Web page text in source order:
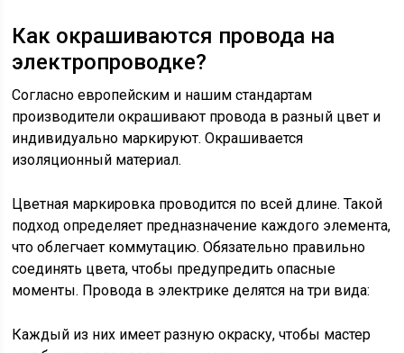
Как окрашиваются провода на
электропроводке?
Согласно европейским и нашим стандартам
производители окрашивают провода в разный цвет и
индивидуально маркируют. Окрашивается
изоляционный материал.
Цветная маркировка проводится по всей длине. Такой
подход определяет предназначение каждого элемента,
что облегчает коммутацию. Обязательно правильно
соединять цвета, чтобы предупредить опасные
моменты. Провода в электрике делятся на три вида:
Каждый из них имеет разную окраску, чтобы мастер